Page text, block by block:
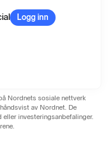
Logg inn
Nordnets sosiale nettverk
av Nordnet. De
investeringsanbefalinger.